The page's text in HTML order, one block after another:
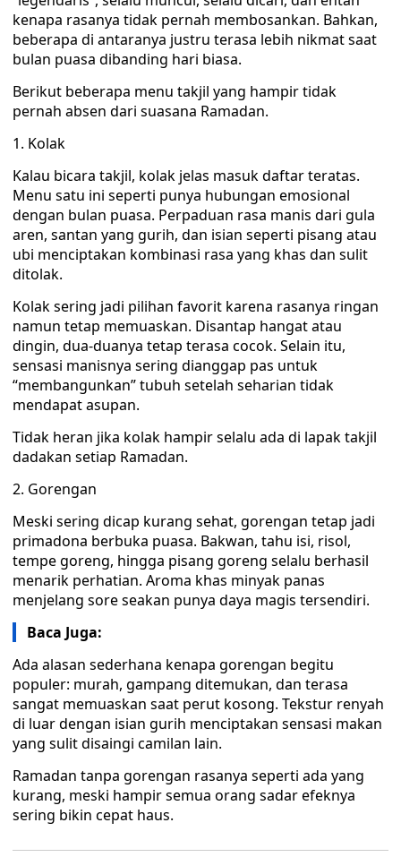
kenapa rasanya tidak pernah membosankan. Bahkan,
beberapa di antaranya justru terasa lebih nikmat saat
bulan puasa dibanding hari biasa.
Berikut beberapa menu takjil yang hampir tidak
pernah absen dari suasana Ramadan.
1. Kolak
Kalau bicara takjil, kolak jelas masuk daftar teratas.
Menu satu ini seperti punya hubungan emosional
dengan bulan puasa. Perpaduan rasa manis dari gula
aren, santan yang gurih, dan isian seperti pisang atau
ubi menciptakan kombinasi rasa yang khas dan sulit
ditolak.
Kolak sering jadi pilihan favorit karena rasanya ringan
namun tetap memuaskan. Disantap hangat atau
dingin, dua-duanya tetap terasa cocok. Selain itu,
sensasi manisnya sering dianggap pas untuk
“membangunkan” tubuh setelah seharian tidak
mendapat asupan.
Tidak heran jika kolak hampir selalu ada di lapak takjil
dadakan setiap Ramadan.
2. Gorengan
Meski sering dicap kurang sehat, gorengan tetap jadi
primadona berbuka puasa. Bakwan, tahu isi, risol,
tempe goreng, hingga pisang goreng selalu berhasil
menarik perhatian. Aroma khas minyak panas
menjelang sore seakan punya daya magis tersendiri.
Baca Juga:
Ada alasan sederhana kenapa gorengan begitu
populer: murah, gampang ditemukan, dan terasa
sangat memuaskan saat perut kosong. Tekstur renyah
di luar dengan isian gurih menciptakan sensasi makan
yang sulit disaingi camilan lain.
Ramadan tanpa gorengan rasanya seperti ada yang
kurang, meski hampir semua orang sadar efeknya
sering bikin cepat haus.